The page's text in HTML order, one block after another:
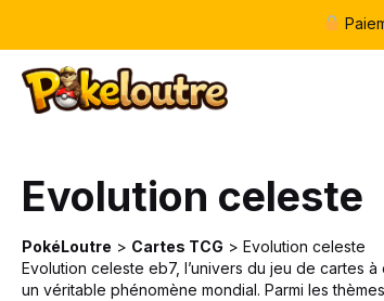
Evolution celeste
PokéLoutre > Cartes TCG > Evolution celeste
Evolution celeste eb7, l’univers du jeu de cartes
un véritable phénomène mondial. Parmi les